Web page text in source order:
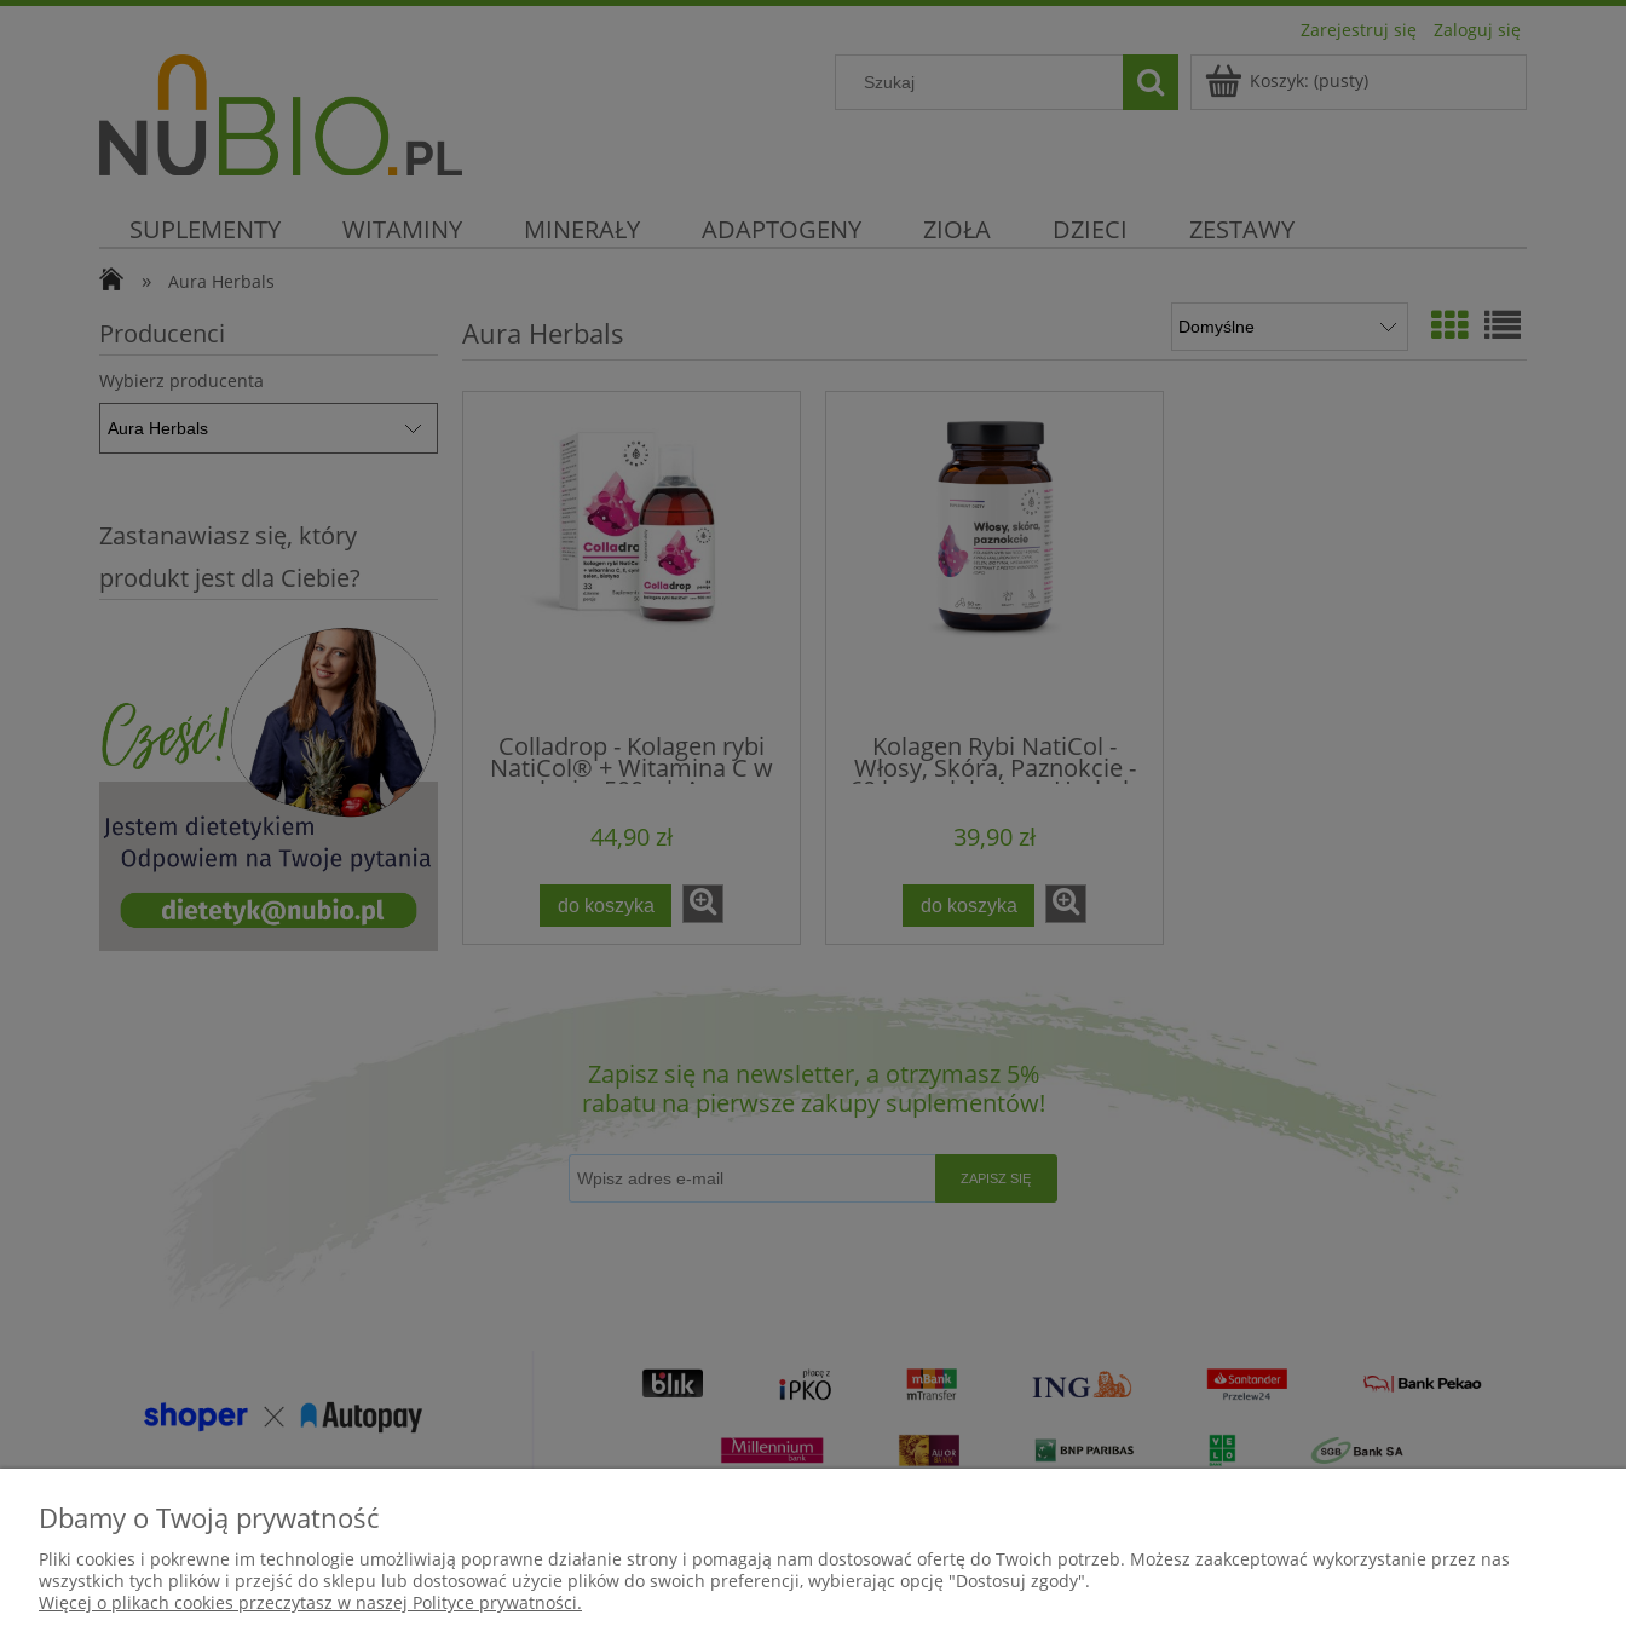
Zarejestruj się Zaloguj się
Koszyk: (pusty)
SUPLEMENTY WITAMINY MINERAŁY ADAPTOGENY ZIOŁA DZIECI
ZESTAWY
SUPER CENA
» Aura Herbals
Producenci
Wybierz producenta
Zastanawiasz się, który
produkt jest dla Ciebie?
Aura Herbals
Colladrop - Kolagen rybi
NatiCol® + Witamina C w
płynie, 500ml, Aura
44,90 zł
do koszyka
Kolagen Rybi NatiCol -
Włosy, Skóra, Paznokcie -
60 kapsułek, Aura Herbals
39,90 zł
do koszyka
Zapisz się na newsletter, a otrzymasz 5%
rabatu na pierwsze zakupy suplementów!
ZAPISZ SIĘ
Pomoc Moje konto
Dbamy o Twoją prywatność
Pliki cookies i pokrewne im technologie umożliwiają poprawne działanie strony i pomagają nam dostosować ofertę do Twoich potrzeb. Możesz zaakceptować wykorzystanie przez nas
wszystkich tych plików i przejść do sklepu lub dostosować użycie plików do swoich preferencji, wybierając opcję "Dostosuj zgody".
Więcej o plikach cookies przeczytasz w naszej Polityce prywatności.